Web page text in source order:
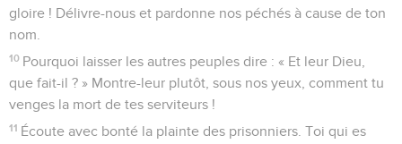
gloire ! Délivre-nous et pardonne nos péchés à cause de ton
nom.
10 Pourquoi laisser les autres peuples dire : « Et leur Dieu,
que fait-il ? » Montre-leur plutôt, sous nos yeux, comment tu
venges la mort de tes serviteurs !
11 Écoute avec bonté la plainte des prisonniers. Toi qui es